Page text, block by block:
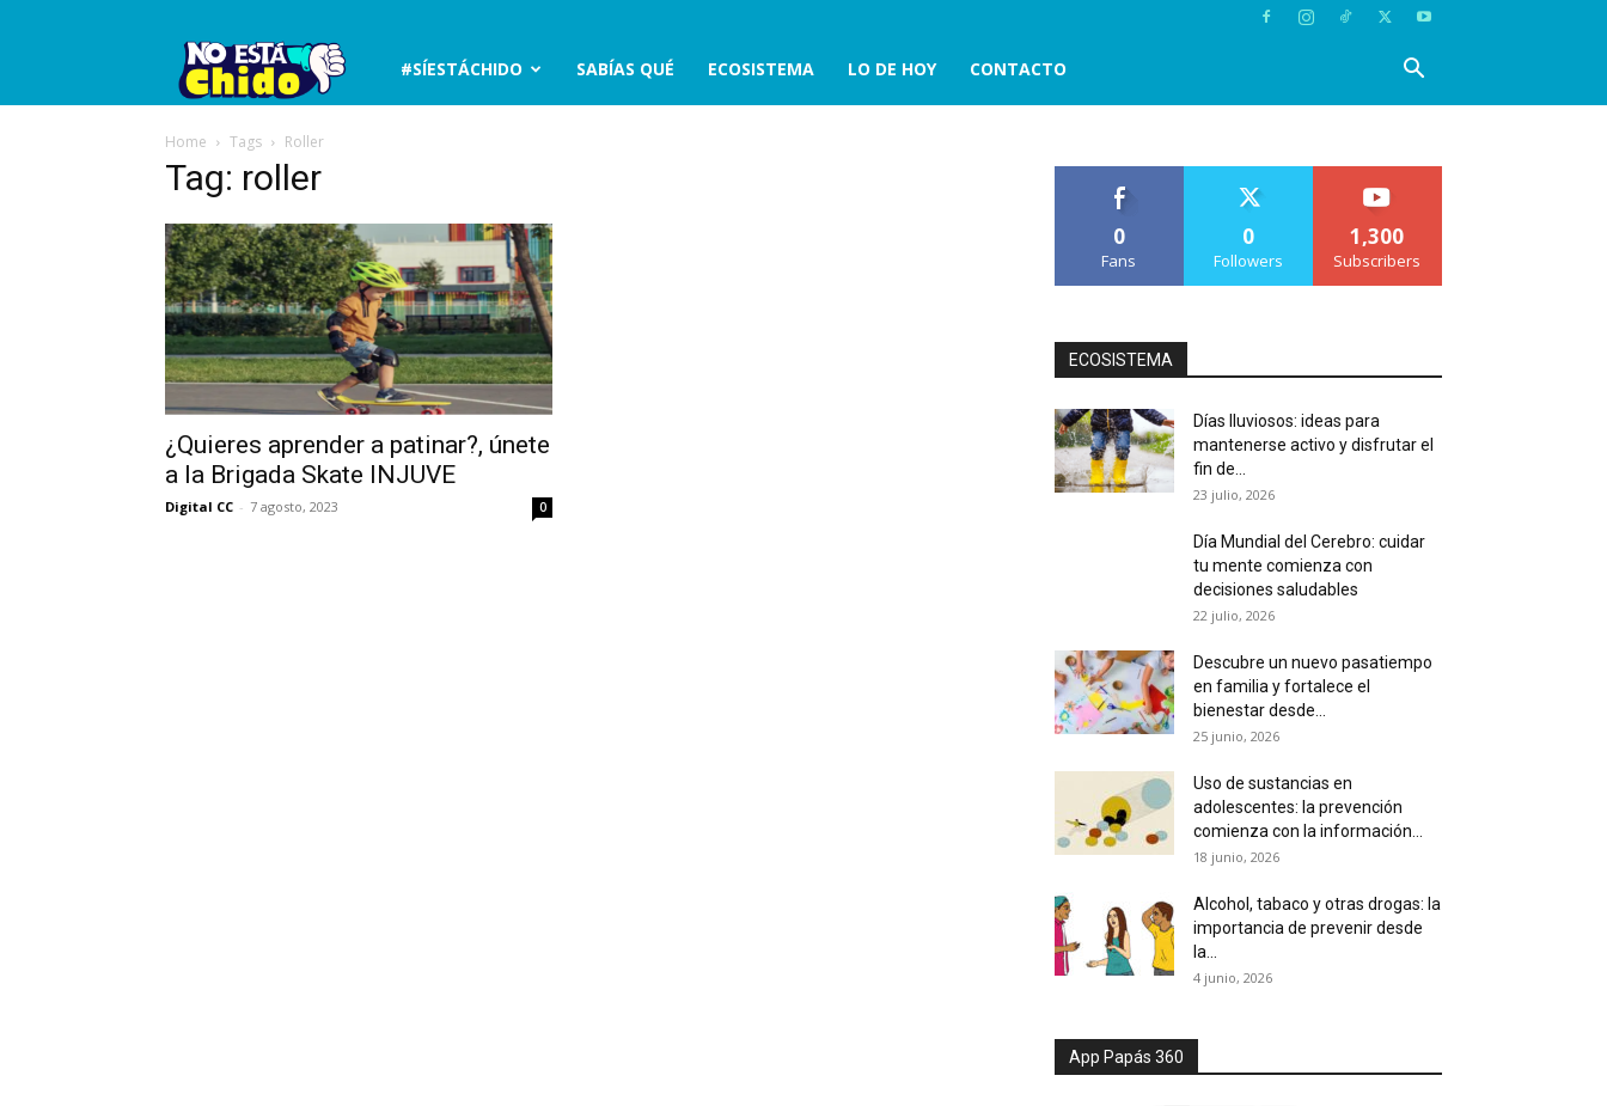
No#SÍESTÁCHIDO SABÍAS QUÉ ECOSISTEMA LO DE HOY CONTACTO
Home Tags Roller
Tag: roller
¿Quieres aprender a patinar?, únete
a la Brigada Skate INJUVE
Digital CC - 7 agosto, 2023 0
0
Fans
0
Followers
1,300
Subscribers
ECOSISTEMA
Días lluviosos: ideas para
mantenerse activo y disfrutar el
fin de...
23 julio, 2026
Día Mundial del Cerebro: cuidar
tu mente comienza con
decisiones saludables
22 julio, 2026
Descubre un nuevo pasatiempo
en familia y fortalece el
bienestar desde...
25 junio, 2026
Uso de sustancias en
adolescentes: la prevención
comienza con la información...
18 junio, 2026
Alcohol, tabaco y otras drogas: la
importancia de prevenir desde
la...
4 junio, 2026
App Papás 360